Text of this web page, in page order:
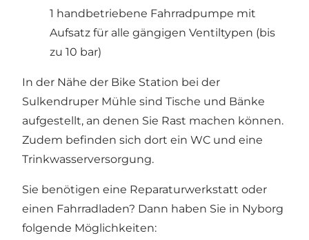
1 handbetriebene Fahrradpumpe mit
Aufsatz für alle gängigen Ventiltypen (bis
zu 10 bar)
In der Nähe der Bike Station bei der
Sulkendruper Mühle sind Tische und Bänke
aufgestellt, an denen Sie Rast machen können.
Zudem befinden sich dort ein WC und eine
Trinkwasserversorgung.
Sie benötigen eine Reparaturwerkstatt oder
einen Fahrradladen? Dann haben Sie in Nyborg
folgende Möglichkeiten: